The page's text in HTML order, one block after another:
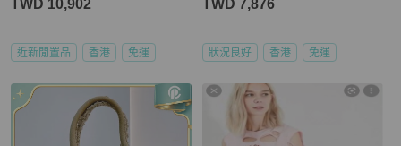
x PHW
TWD 10,902
近新閒置品 香港 免運
TWD 7,876
狀況良好 香港 免運